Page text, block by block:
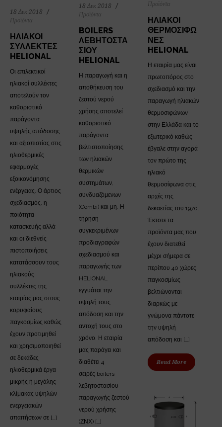
Προϊόντα
ΗΛΙΑΚΟΊ
ΘΕΡΜΟΣΊΦΩ
ΝΕΣ
HELIONAL
Η εταιρία μας είναι
πρωτοπόρος στο
σχεδιασμό και την
παραγωγή ηλιακών
θερμοσιφώνων
στην Ελλάδα και το
εξωτερικό καθώς
έβγαλε στην αγορά
τον πρώτο της
ηλιακό
θερμοσίφωνα στις
αρχές της
δεκαετίας του 1970.
Έκτοτε τα
προϊόντα μας που
έχουν διατεθεί
μέχρι σήμερα σε
περίπου 40 χώρες
παγκοσμίως
βελτιώνονται
διαρκώς με
γνώμονα πάντοτε
την υψηλή
απόδοση και […]
Read More
18 Δεκ 2018
Προϊόντα
ΗΛΙΑΚΟΊ
ΣΥΛΛΈΚΤΕΣ
HELIONAL
Οι επιλεκτικοί
ηλιακοί συλλέκτες
αποτελούν τον
καθοριστικό
παράγοντα
υψηλής απόδοσης
και αξιοπιστίας στις
ηλιοθερμικές
εφαρμογές
εξοικονόμησης
ενέργειας. Ο άρτιος
σχεδιασμός, η
ποιότητα
κατασκευής αλλά
και οι διεθνείς
πιστοποιήσεις
κατατάσσουν τους
ηλιακούς
συλλέκτες της
εταιρίας μας στους
κορυφαίους
παγκοσμίως καθώς
έχουν προτιμηθεί
και χρησιμοποιηθεί
σε δεκάδες
ηλιοθερμικά έργα
μικρής ή μεγάλης
κλίμακας υψηλών
ενεργειακών
απαιτήσεων σε […]
18 Δεκ 2018
Προϊόντα
BOILERS
ΛΕΒΗΤΟΣΤΑ
ΣΊΟΥ
HELIONAL
Η παραγωγή και η
αποθήκευση του
ζεστού νερού
χρήσης αποτελεί
καθοριστικό
παράγοντα
βελτιστοποίησης
των ηλιακών
θερμικών
συστημάτων,
συνδυαζόμενων
(Combi) και μη. Η
τήρηση
συγκεκριμένων
προδιαγραφών
σχεδιασμού και
παραγωγής των
HELIONAL
εγγυάται την
υψηλή τους
απόδοση και την
αντοχή τους στο
χρόνο. Η εταιρία
μας παράγει και
διαθέτει 4
σειρές boilers
λεβητοστασίου
παραγωγής ζεστού
νερού χρήσης
(ΖΝΧ) […]